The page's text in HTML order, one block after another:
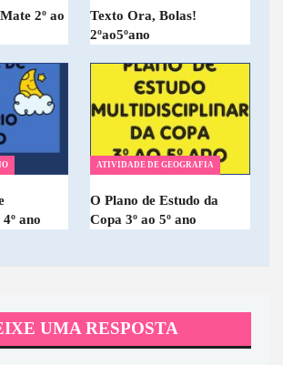
2º ao
Texto Ora, Bolas!
2ºao5ºano
ano
ATIVIDADE DE GEOGRAFIA
O Plano de Estudo da
Copa 3º ao 5º ano
UMA RESPOSTA